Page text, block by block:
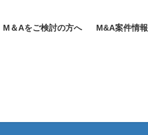
M＆Aをご検討の方へ M&A案件情報